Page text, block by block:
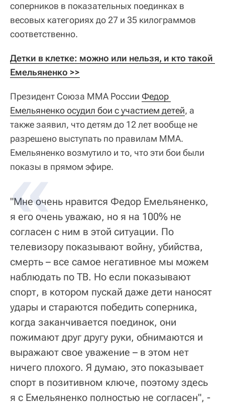
соперников в показательных поединках в
весовых категориях до 27 и 35 килограммов
соответственно.
Детки в клетке: можно или нельзя, и кто такой
Емельяненко >>
Президент Союза ММА России Федор
Емельяненко осудил бои с участием детей, а
также заявил, что детям до 12 лет вообще не
разрешено выступать по правилам ММА.
Емельяненко возмутило и то, что эти бои были
показы в прямом эфире.
"Мне очень нравится Федор Емельяненко,
я его очень уважаю, но я на 100% не
согласен с ним в этой ситуации. По
телевизору показывают войну, убийства,
смерть – все самое негативное мы можем
наблюдать по ТВ. Но если показывают
спорт, в котором пускай даже дети наносят
удары и стараются победить соперника,
когда заканчивается поединок, они
пожимают друг другу руки, обнимаются и
выражают свое уважение – в этом нет
ничего плохого. Я думаю, это показывает
спорт в позитивном ключе, поэтому здесь
я с Емельяненко полностью не согласен", -